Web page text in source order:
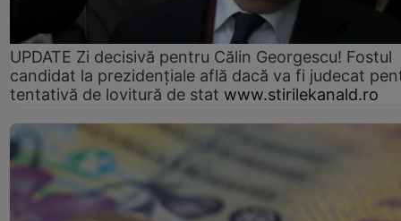
UPDATE Zi decisivă pentru Călin Georgescu! Fostul
candidat la prezidențiale află dacă va fi judecat
tentativă de lovitură de stat www.stirilekanald.ro